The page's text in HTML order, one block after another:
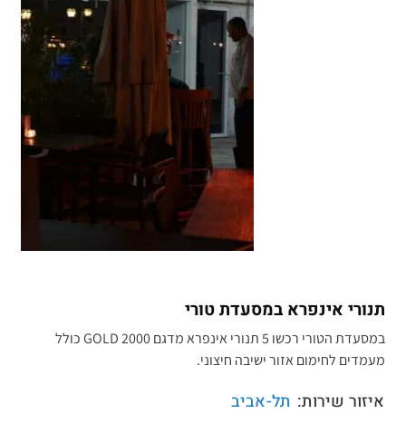
תנורי אינפרא במסעדת טורי
במסעדת הטורי רכשו 5 תנורי אינפרא מדגם GOLD 2000 כולל
מעמדים לחימום אזור ישיבה חיצוני.
איזור שירות: תל-אביב